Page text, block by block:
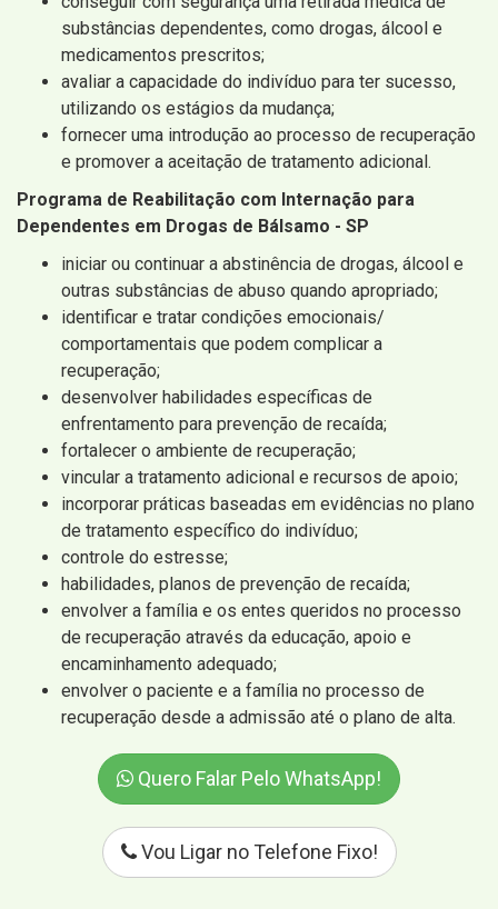
substâncias dependentes, como drogas, álcool e
medicamentos prescritos;
avaliar a capacidade do indivíduo para ter sucesso,
utilizando os estágios da mudança;
fornecer uma introdução ao processo de recuperação
e promover a aceitação de tratamento adicional.
Programa de Reabilitação com Internação para
Dependentes em Drogas de Bálsamo - SP
iniciar ou continuar a abstinência de drogas, álcool e
outras substâncias de abuso quando apropriado;
identificar e tratar condições emocionais/
comportamentais que podem complicar a
recuperação;
desenvolver habilidades específicas de
enfrentamento para prevenção de recaída;
fortalecer o ambiente de recuperação;
vincular a tratamento adicional e recursos de apoio;
incorporar práticas baseadas em evidências no plano
de tratamento específico do indivíduo;
controle do estresse;
habilidades, planos de prevenção de recaída;
envolver a família e os entes queridos no processo
de recuperação através da educação, apoio e
encaminhamento adequado;
envolver o paciente e a família no processo de
recuperação desde a admissão até o plano de alta.
Quero Falar Pelo WhatsApp!
Vou Ligar no Telefone Fixo!